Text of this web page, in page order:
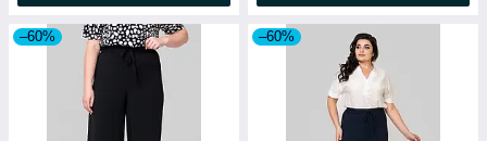
–60% –60%